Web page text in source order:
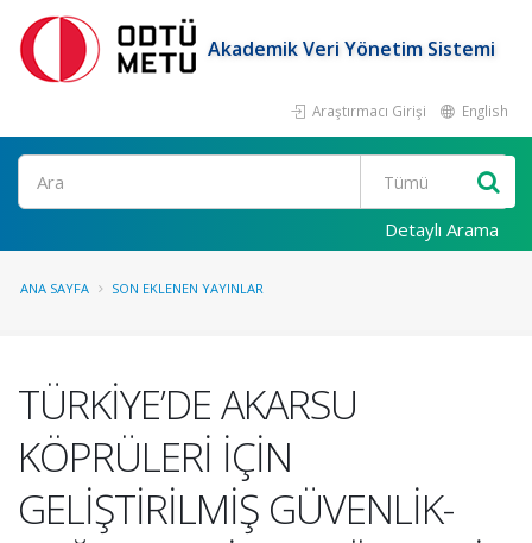
Akademik Veri Yönetim Sistemi
Araştırmacı Girişi English
Ara
Detaylı Arama
ANA SAYFA SON EKLENEN YAYINLAR
TÜRKİYE’DE AKARSU
KÖPRÜLERİ İÇİN
GELİŞTİRİLMİŞ GÜVENLİK-